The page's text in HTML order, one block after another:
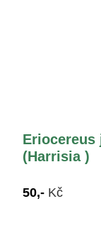
Eriocereus
(Harrisia )
50,- Kč